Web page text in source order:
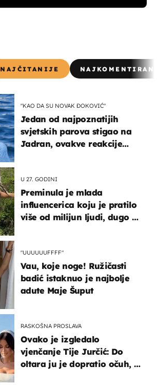
NAJČITANIJE
"KAO DA SU NOVAK ĐOKOVIĆ"
Jedan od najpoznatijih
svjetskih parova stigao na
Jadran, ovakve reakcije
U 27. GODINI
Preminula je mlada
influencerica koju je pratilo
više od milijun ljudi, dugo se
"UUUUUUFFFF"
Vau, koje noge! Ružičasti
badić istaknuo je najbolje
adute Maje Šuput
RASKOŠNA PROSLAVA
Ovako je izgledalo
vjenčanje Tije Jurčić: Do
oltara ju je dopratio očuh, a